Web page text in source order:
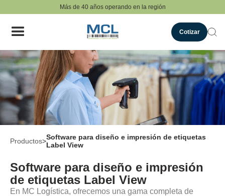
Más de 40 años operando en la región
Cotizar
Productos>Software para diseño e impresión de etiquetas
Label View
Software para diseño e impresión
de etiquetas Label View
En MC Logística, ofrecemos una gama completa de